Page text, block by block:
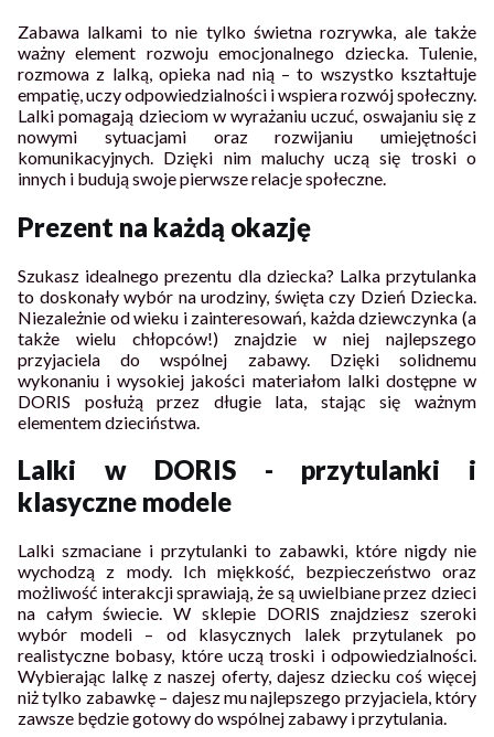
Zabawa lalkami to nie tylko świetna rozrywka, ale także
ważny element rozwoju emocjonalnego dziecka. Tulenie,
rozmowa z lalką, opieka nad nią – to wszystko kształtuje
empatię, uczy odpowiedzialności i wspiera rozwój społeczny.
Lalki pomagają dzieciom w wyrażaniu uczuć, oswajaniu się z
nowymi sytuacjami oraz rozwijaniu umiejętności
komunikacyjnych. Dzięki nim maluchy uczą się troski o
innych i budują swoje pierwsze relacje społeczne.
Prezent na każdą okazję
Szukasz idealnego prezentu dla dziecka? Lalka przytulanka
to doskonały wybór na urodziny, święta czy Dzień Dziecka.
Niezależnie od wieku i zainteresowań, każda dziewczynka (a
także wielu chłopców!) znajdzie w niej najlepszego
przyjaciela do wspólnej zabawy. Dzięki solidnemu
wykonaniu i wysokiej jakości materiałom lalki dostępne w
DORIS posłużą przez długie lata, stając się ważnym
elementem dzieciństwa.
Lalki w DORIS - przytulanki i
klasyczne modele
Lalki szmaciane i przytulanki to zabawki, które nigdy nie
wychodzą z mody. Ich miękkość, bezpieczeństwo oraz
możliwość interakcji sprawiają, że są uwielbiane przez dzieci
na całym świecie. W sklepie DORIS znajdziesz szeroki
wybór modeli – od klasycznych lalek przytulanek po
realistyczne bobasy, które uczą troski i odpowiedzialności.
Wybierając lalkę z naszej oferty, dajesz dziecku coś więcej
niż tylko zabawkę – dajesz mu najlepszego przyjaciela, który
zawsze będzie gotowy do wspólnej zabawy i przytulania.